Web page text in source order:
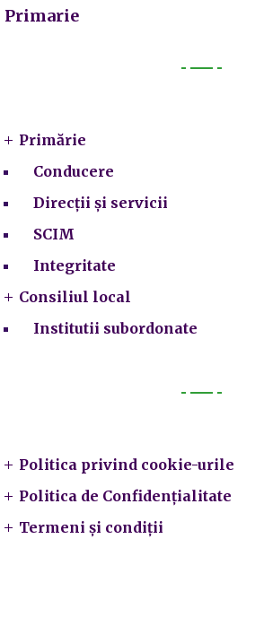
Primarie
Primărie
Conducere
Direcții și servicii
SCIM
Integritate
Consiliul local
Institutii subordonate
Politica privind cookie-urile
Politica de Confidențialitate
Termeni și condiții